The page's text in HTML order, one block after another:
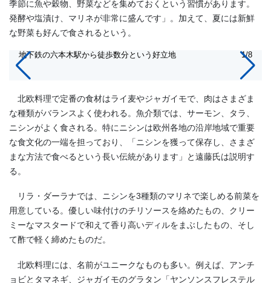
季節に魚や穀物、野菜などを集めておくという習慣があります。
発酵や塩漬け、マリネが非常に盛んです」。加えて、夏には新鮮
な野菜も好んで食されるという。
地下鉄の六本木駅から徒歩数分という好立地 1/8
北欧料理で定番の食材はライ麦やジャガイモで、肉はさまざま
な種類がバランスよく使われる。魚介類では、サーモン、タラ、
ニシンがよく食される。特にニシンは欧州各地の沿岸地域で重要
な食文化の一端を担っており、「ニシンを獲って保存し、さまざ
まな方法で食べるという長い伝統があります」と遠藤氏は説明す
る。
リラ・ダーラナでは、ニシンを3種類のマリネで楽しめる前菜を
用意している。優しい味付けのチリソースを絡めたもの、クリー
ミーなマスタードで和えて香り高いディルをまぶしたもの、そし
て酢で軽く締めたものだ。
北欧料理には、名前がユニークなものも多い。例えば、アンチ
ョビとタマネギ、ジャガイモのグラタン「ヤンソンスフレステル